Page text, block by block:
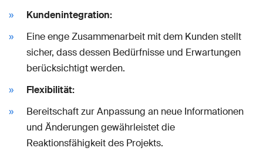
Kundenintegration:
Eine enge Zusammenarbeit mit dem Kunden stellt
sicher, dass dessen Bedürfnisse und Erwartungen
berücksichtigt werden.
Flexibilität:
Bereitschaft zur Anpassung an neue Informationen
und Änderungen gewährleistet die
Reaktionsfähigkeit des Projekts.